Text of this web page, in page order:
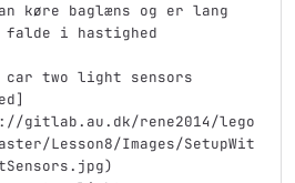
køre baglæns og er lang
falde i hastighed
car two light sensors
]
gitlab.au.dk/rene2014/lego
Lesson8/Images/SetupWit
)